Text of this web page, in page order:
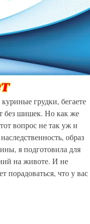
грудки, бегаете
без шишек. Но как же
вопрос не так уж и
образ
я подготовила для
на животе. И не
порадоваться, что у вас